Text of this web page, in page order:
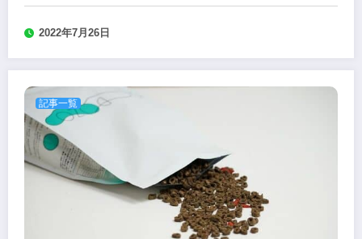
ド」
2022年7月26日
記事一覧